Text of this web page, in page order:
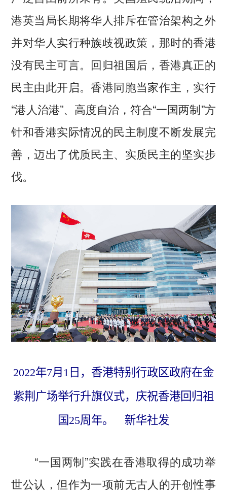
港英当局长期将华人排斥在管治架构之外
并对华人实行种族歧视政策，那时的香港
没有民主可言。回归祖国后，香港真正的
民主由此开启。香港同胞当家作主，实行
“港人治港”、高度自治，符合“一国两制”方
针和香港实际情况的民主制度不断发展完
善，迈出了优质民主、实质民主的坚实步
伐。
2022年7月1日，香港特别行政区政府在金
紫荆广场举行升旗仪式，庆祝香港回归祖
国25周年。 新华社发
“一国两制”实践在香港取得的成功举
世公认，但作为一项前无古人的开创性事